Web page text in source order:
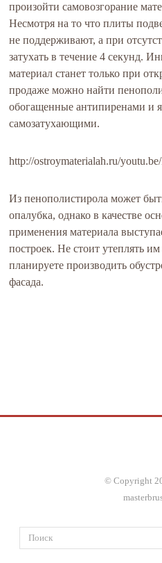
произойти самовозгорание
Несмотря на то что плиты
не поддерживают, а при
затухать в течение 4 секунд.
материал станет только при
продаже можно найти
обогащенные антипиренами и
самозатухающими.
http://ostroymaterialah.ru/
Из пенополистирола может
опалубка, однако в качестве
применения материала
построек. Не стоит утеплять
планируете производить
фасада.
© Copyright